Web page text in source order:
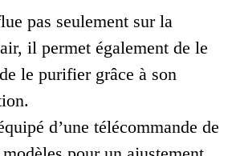
pas seulement sur la
il permet également de le
le purifier grâce à son
d’une télécommande de